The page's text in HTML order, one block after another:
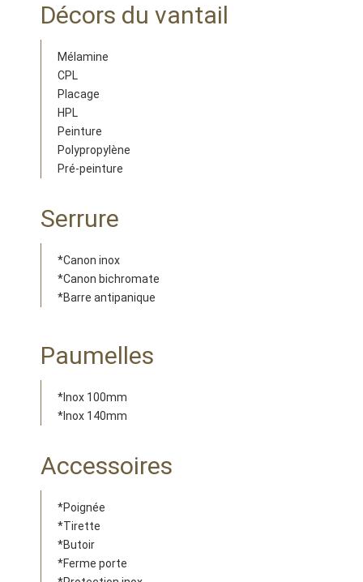
Décors du vantail
Mélamine
CPL
Placage
HPL
Peinture
Polypropylène
Pré-peinture
Serrure
*Canon inox
*Canon bichromate
*Barre antipanique
Paumelles
*Inox 100mm
*Inox 140mm
Accessoires
*Poignée
*Tirette
*Butoir
*Ferme porte